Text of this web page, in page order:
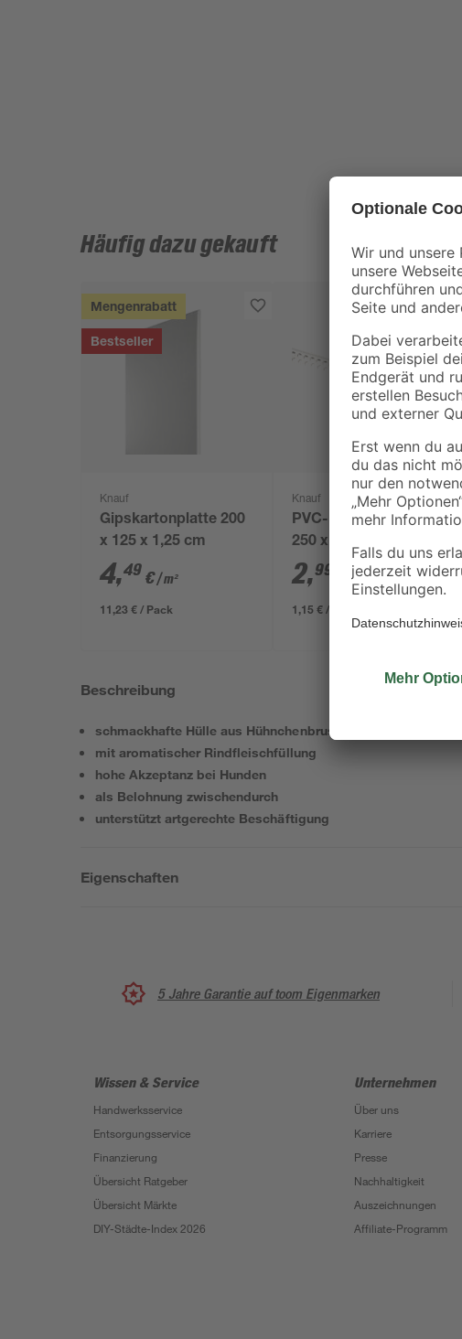
Häufig dazu gekauft
Mengenrabatt
Bestseller
Knauf
Gipskartonplatte 200
x 125 x 1,25 cm
4,49 €/ m²
11,23 € / Pack
Knauf
PVC-Eckschutzprofil
250 x 2,3 x 2,3 cm
2,99
1,15 € / Meter
Beschreibung
schmackhafte Hülle aus Hühnchenbrustfilet
mit aromatischer Rindfleischfüllung
hohe Akzeptanz bei Hunden
als Belohnung zwischendurch
unterstützt artgerechte Beschäftigung
Eigenschaften
5 Jahre Garantie auf toom Eigenmarken
Wissen & Service
Handwerksservice
Entsorgungsservice
Finanzierung
Übersicht Ratgeber
Übersicht Märkte
DIY-Städte-Index 2026
Unternehmen
Über uns
Karriere
Presse
Nachhaltigkeit
Auszeichnungen
Affiliate-Programm